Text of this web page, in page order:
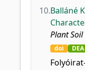
10.Balláné
Plant
doi DEA